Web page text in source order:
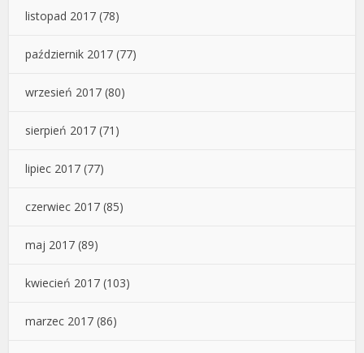
listopad 2017 (78)
październik 2017 (77)
wrzesień 2017 (80)
sierpień 2017 (71)
lipiec 2017 (77)
czerwiec 2017 (85)
maj 2017 (89)
kwiecień 2017 (103)
marzec 2017 (86)